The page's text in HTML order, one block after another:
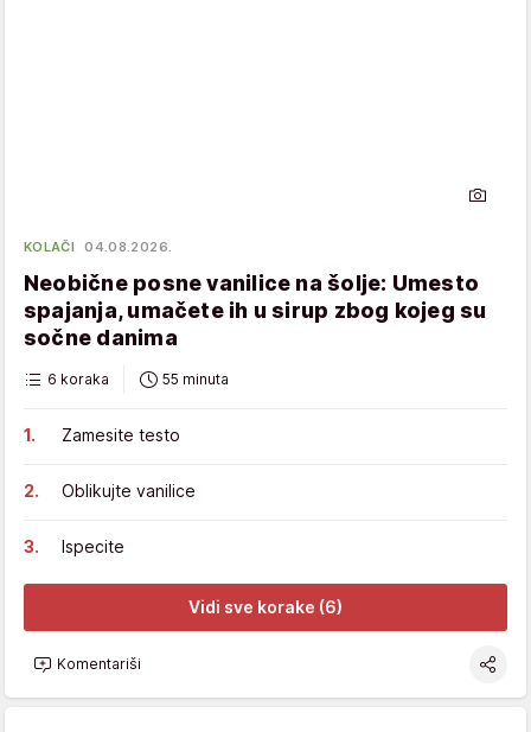
KOLAČI 04.08.2026.
Neobične posne vanilice na šolje: Umesto
spajanja, umačete ih u sirup zbog kojeg su
sočne danima
6 koraka 55 minuta
Zamesite testo
Oblikujte vanilice
Ispecite
Vidi sve korake (6)
Komentariši